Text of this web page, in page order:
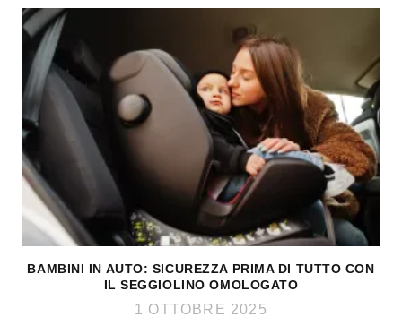
BAMBINI IN AUTO: SICUREZZA PRIMA DI TUTTO CON
IL SEGGIOLINO OMOLOGATO
1 OTTOBRE 2025